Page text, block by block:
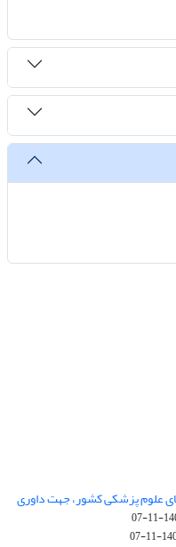
علوم پزشکی کشور، جهت داوری